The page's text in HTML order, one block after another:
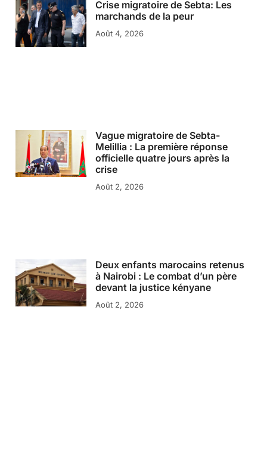
Crise migratoire de Sebta: Les
marchands de la peur
Août 4, 2026
Vague migratoire de Sebta-
Melillia : La première réponse
officielle quatre jours après la
crise
Août 2, 2026
Deux enfants marocains retenus
à Nairobi : Le combat d’un père
devant la justice kényane
Août 2, 2026